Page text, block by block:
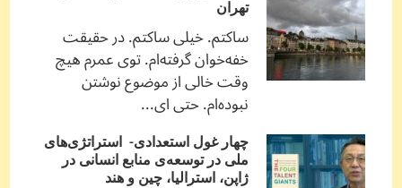
تهران
ساکتم. خیلی ساکتم. در حقیقت
خفه‌خوان گرفته‌ام. توی عمرم هیچ
وقت خالی از موضوع نوشتن
نبوده‌ام. حتی ای...
چهار غول استعدادی- استراتژی‌های
ملی در توسعه‌ی منابع انسانی در
ژاپن، استرالیا، چین و هند